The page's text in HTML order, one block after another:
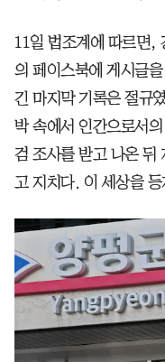
11일 법조계에 따르면,
의 페이스북에 게시글
긴 마지막 기록은 절규
박 속에서 인간으로서
검 조사를 받고 나온 뒤
고 지치다. 이 세상을